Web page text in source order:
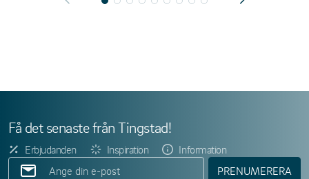
Få det senaste från Tingstad!
Erbjudanden Inspiration
Information
PRENUMERERA